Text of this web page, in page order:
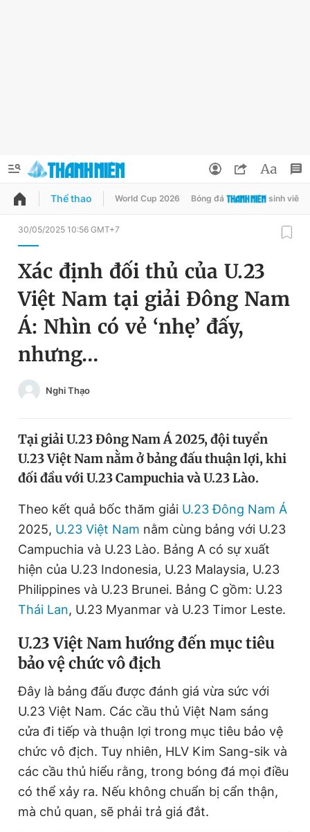
QUẢNG CÁO ĐẶT BÁO
Chuyên mục
Chuyên mục khác
Chào ngày mới
Tin thị trường
Video Magazine
Tiện ích Bạn cần biết
Thông tin tòa soạn Liên hệ quảng cáo
Đọc Thanh Niên trên điện thoại
Theo dõi báo trên
Hotline
0906 645 777
Liên hệ quảng cáo
0908 780 404
Đổi mật khẩu
Tin đã lưu
Thể thao World Cup 2026 Bóng đá sinh viên
30/05/2025 10:56 GMT+7
Xác định đối thủ của U.23
Việt Nam tại giải Đông Nam
Á: Nhìn có vẻ ‘nhẹ’ đấy,
nhưng…
Nghi Thạo
Tại giải U.23 Đông Nam Á 2025, đội tuyển
U.23 Việt Nam nằm ở bảng đấu thuận lợi, khi
đối đầu với U.23 Campuchia và U.23 Lào.
Theo kết quả bốc thăm giải U.23 Đông Nam Á
2025, U.23 Việt Nam nằm cùng bảng với U.23
Campuchia và U.23 Lào. Bảng A có sự xuất
hiện của U.23 Indonesia, U.23 Malaysia, U.23
Philippines và U.23 Brunei. Bảng C gồm: U.23
Thái Lan, U.23 Myanmar và U.23 Timor Leste.
U.23 Việt Nam hướng đến mục tiêu
bảo vệ chức vô địch
Đây là bảng đấu được đánh giá vừa sức với
U.23 Việt Nam. Các cầu thủ Việt Nam sáng
cửa đi tiếp và thuận lợi trong mục tiêu bảo vệ
chức vô địch. Tuy nhiên, HLV Kim Sang-sik và
các cầu thủ hiểu rằng, trong bóng đá mọi điều
có thể xảy ra. Nếu không chuẩn bị cẩn thận,
mà chủ quan, sẽ phải trả giá đắt.